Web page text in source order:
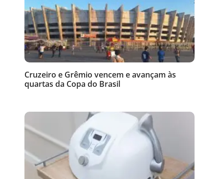
Cruzeiro e Grêmio vencem e avançam às
quartas da Copa do Brasil